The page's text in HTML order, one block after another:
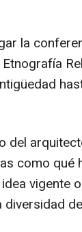
la
del
como qué
vigente